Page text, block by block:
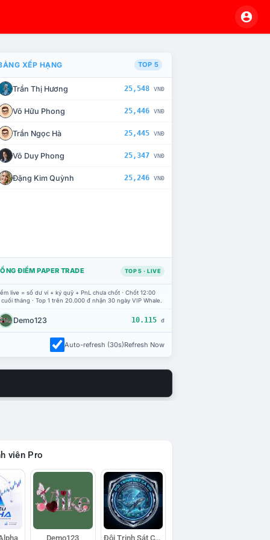
CHẾ TÀI XỬ LÝ VI PHẠM
XẾP HẠNG TOP 5
Trần Thị Hương 25,548 VNĐ
Võ Hữu Phong 25,446 VNĐ
Trần Ngọc Hà 25,445 VNĐ
Võ Duy Phong 25,347 VNĐ
Đặng Kim Quỳnh 25,246 VNĐ
ĐIỂM PAPER TRADE TOP 5 · LIVE
live = số dư ví + ký quỹ + PnL chưa chốt · Chốt 12:00
tháng · Top 1 trên 20.000 đ nhận 30 ngày VIP Whale.
Demo123 10.115 đ
Auto-refresh (30s)Refresh Now
viên Pro
Demo123 Đội Trinh Sát Cá Voi